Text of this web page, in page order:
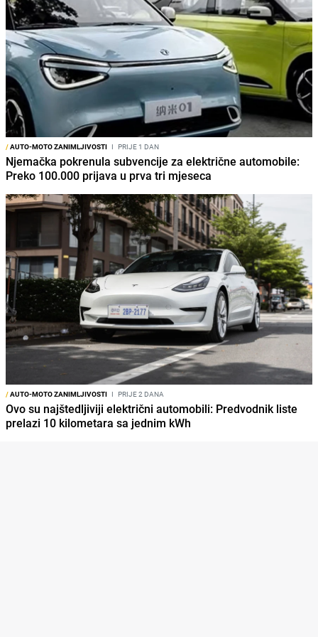
/AUTO-MOTO ZANIMLJIVOSTI I PRIJE 1 DAN
Njemačka pokrenula subvencije za električne automobile:
Preko 100.000 prijava u prva tri mjeseca
/AUTO-MOTO ZANIMLJIVOSTI I PRIJE 2 DANA
Ovo su najštedljiviji električni automobili: Predvodnik liste
prelazi 10 kilometara sa jednim kWh